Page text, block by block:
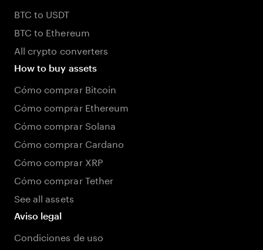
BTC to USDT
BTC to Ethereum
All crypto converters
How to buy assets
Cómo comprar Bitcoin
Cómo comprar Ethereum
Cómo comprar Solana
Cómo comprar Cardano
Cómo comprar XRP
Cómo comprar Tether
See all assets
Aviso legal
Condiciones de uso